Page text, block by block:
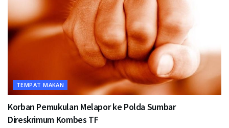
TEMPAT MAKAN
Korban Pemukulan Melapor ke Polda Sumbar
Direskrimum Kombes TF